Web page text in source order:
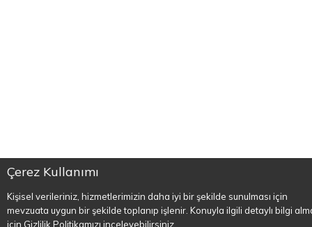
Çerez Kullanımı
Kişisel verileriniz, hizmetlerimizin daha iyi bir şekilde sunulması için
mevzuata uygun bir şekilde toplanıp işlenir. Konuyla ilgili detaylı bilgi
için Gizlilik Politikamızı inceleyebilirsiniz.